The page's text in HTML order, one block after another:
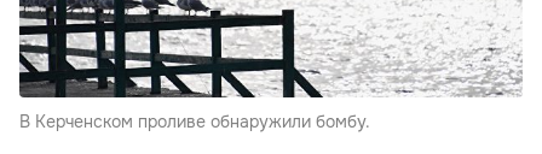
В Керченском проливе обнаружили бомбу.